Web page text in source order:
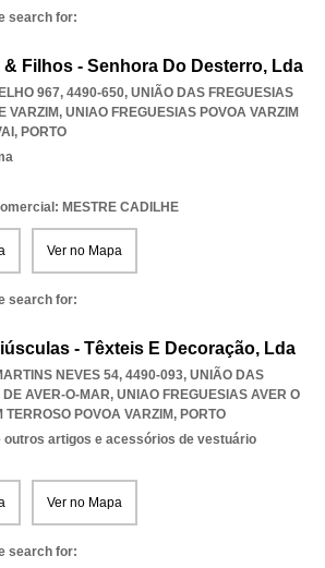
search for:
Filhos - Senhora Do Desterro, Lda
967, 4490-650, UNIÃO DAS FREGUESIAS
VARZIM, UNIAO FREGUESIAS POVOA VARZIM
, PORTO
MESTRE CADILHE
Ver no Mapa
search for:
- Têxteis E Decoração, Lda
NEVES 54, 4490-093, UNIÃO DAS
DE AVER-O-MAR, UNIAO FREGUESIAS AVER O
TERROSO POVOA VARZIM, PORTO
outros artigos e acessórios de vestuário
Ver no Mapa
search for: